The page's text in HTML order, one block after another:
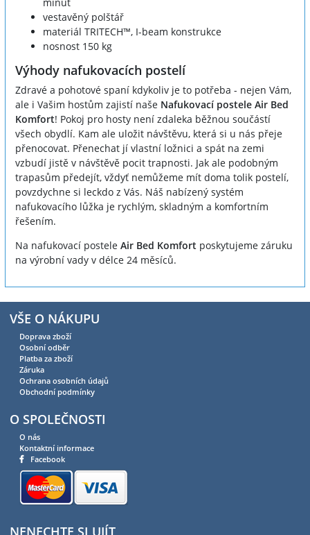
vestavěný polštář
materiál TRITECH™, I-beam konstrukce
nosnost 150 kg
Výhody nafukovacích postelí
Zdravé a pohotové spaní kdykoliv je to potřeba - nejen Vám,
ale i Vašim hostům zajistí naše Nafukovací postele Air Bed
Komfort! Pokoj pro hosty není zdaleka běžnou součástí
všech obydlí. Kam ale uložit návštěvu, která si u nás přeje
přenocovat. Přenechat jí vlastní ložnici a spát na zemi
vzbudí jistě v návštěvě pocit trapnosti. Jak ale podobným
trapasům předejít, vždyť nemůžeme mít doma tolik postelí,
povzdychne si leckdo z Vás. Náš nabízený systém
nafukovacího lůžka je rychlým, skladným a komfortním
řešením.
Na nafukovací postele Air Bed Komfort poskytujeme záruku
na výrobní vady v délce 24 měsíců.
VŠE O NÁKUPU
Doprava zboží
Osobní odběr
Platba za zboží
Záruka
Ochrana osobních údajů
Obchodní podmínky
O SPOLEČNOSTI
O nás
Kontaktní informace
Facebook
NENECHTE SI UJÍT